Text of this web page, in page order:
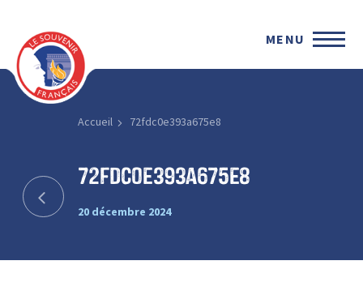
MENU
Accueil 72fdc0e393a675e8
72fdc0e393a675e8
20 décembre 2024